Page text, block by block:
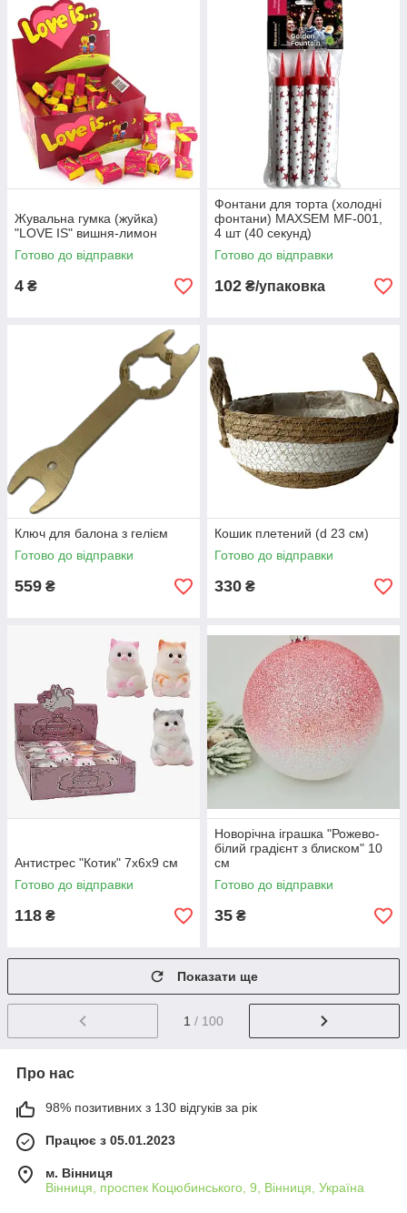
Жувальна гумка (жуйка)
"LOVE IS" вишня-лимон
Готово до відправки
4 ₴
Фонтани для торта (холодні
фонтани) MAXSEM MF-001,
4 шт (40 секунд)
Готово до відправки
102 ₴/упаковка
Ключ для балона з гелієм
Готово до відправки
559 ₴
Кошик плетений (d 23 см)
Готово до відправки
330 ₴
Антистрес "Котик" 7х6х9 см
Готово до відправки
118 ₴
Новорічна іграшка "Рожево-
білий градієнт з блиском" 10
см
Готово до відправки
35 ₴
Показати ще
1 / 100
Про нас
98% позитивних з 130 відгуків за рік
Працює з 05.01.2023
м. Вінниця
Вінниця, проспек Коцюбинського, 9, Вінниця, Україна